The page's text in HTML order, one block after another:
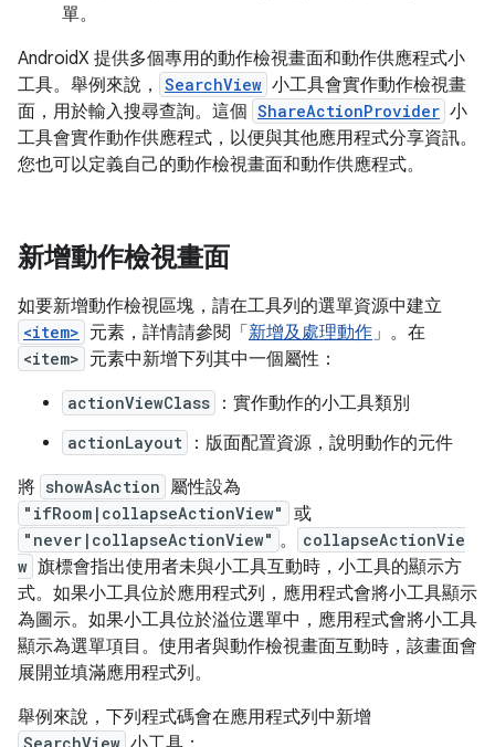
單。
AndroidX 提供多個專用的動作檢視畫面和動作供應程式小
工具。舉例來說，
SearchView 小工具會實作動作檢視畫
面，用於輸入搜尋查詢。這個 ShareActionProvider 小
工具會實作動作供應程式，以便與其他應用程式分享資訊。
您也可以定義自己的動作檢視畫面和動作供應程式。
新增動作檢視畫面
如要新增動作檢視區塊，請在工具列的選單資源中建立
<item> 元素，詳情請參閱「 新增及處理動作」。在
<item> 元素中新增下列其中一個屬性：
actionViewClass ：實作動作的小工具類別
actionLayout
：版面配置資源，說明動作的元件
將 showAsAction 屬性設為
"ifRoom|collapseActionView" 或
"never|collapseActionView" 。
collapseActionVie
w 旗標會指出使用者未與小工具互動時，小工具的顯示方
式。如果小工具位於應用程式列，應用程式會將小工具顯示
為圖示。如果小工具位於溢位選單中，應用程式會將小工具
顯示為選單項目。使用者與動作檢視畫面互動時，該畫面會
展開並填滿應用程式列。
舉例來說，下列程式碼會在應用程式列中新增